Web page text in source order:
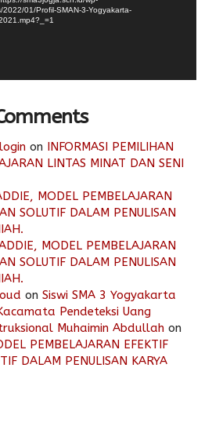
01/Profil-SMAN-3-Yogyakarta-
on INFORMASI PEMILIHAN
LINTAS MINAT DAN SENI
MODEL PEMBELAJARAN
SOLUTIF DALAM PENULISAN
MODEL PEMBELAJARAN
SOLUTIF DALAM PENULISAN
on Siswi SMA 3 Yogyakarta
Pendeteksi Uang
Muhaimin Abdullah on
PEMBELAJARAN EFEKTIF
DALAM PENULISAN KARYA